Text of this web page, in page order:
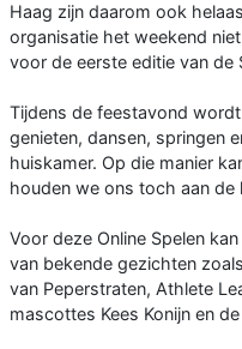
Haag zijn daarom ook
organisatie het weekend
voor de eerste editie van de
Tijdens de feestavond
genieten, dansen, springen
huiskamer. Op die manier
houden we ons toch aan de
Voor deze Online Spelen
van bekende gezichten
van Peperstraten, Athlete
mascottes Kees Konijn en